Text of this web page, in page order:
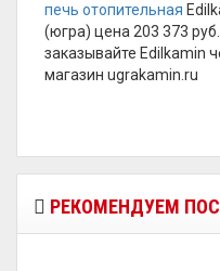
печь отопительная
(югра) цена 203 373
заказывайте Edilkamin
магазин ugrakamin.ru
РЕКОМЕНДУЕМ